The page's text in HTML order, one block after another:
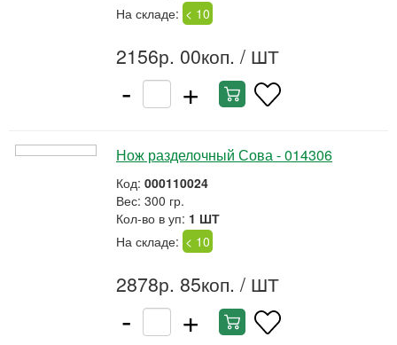
На складе: < 10
2156р. 00коп. / ШТ
- +
Нож разделочный Сова - 014306
Код: 000110024
Вес: 300 гр.
Кол-во в уп: 1 ШТ
На складе: < 10
2878р. 85коп. / ШТ
- +